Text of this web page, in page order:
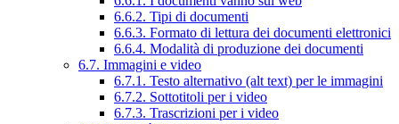
6.6.2. Tipi di documenti
6.6.3. Formato di lettura dei documenti elettronici
6.6.4. Modalità di produzione dei documenti
6.7. Immagini e video
6.7.1. Testo alternativo (alt text) per le immagini
6.7.2. Sottotitoli per i video
6.7.3. Trascrizioni per i video